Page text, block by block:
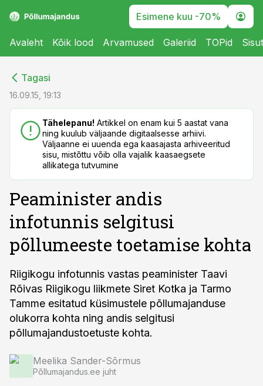
Esimene kuu -70%
Avaleht Kõik lood Arvamused Galeriid TOPid
Tagasi
16.09.15, 19:13
Tähelepanu! Artikkel on enam kui 5 aastat vana
ning kuulub väljaande digitaalsesse arhiivi.
Väljaanne ei uuenda ega kaasajasta arhiveeritud
sisu, mistõttu võib olla vajalik kaasaegsete
allikatega tutvumine
Peaminister andis
infotunnis selgitusi
põllumeeste toetamise kohta
Riigikogu infotunnis vastas peaminister Taavi
Rõivas Riigikogu liikmete Siret Kotka ja Tarmo
Tamme esitatud küsimustele põllumajanduse
olukorra kohta ning andis selgitusi
põllumajandustoetuste kohta.
Meelika Sander-Sõrmus
Põllumajandus.ee juht